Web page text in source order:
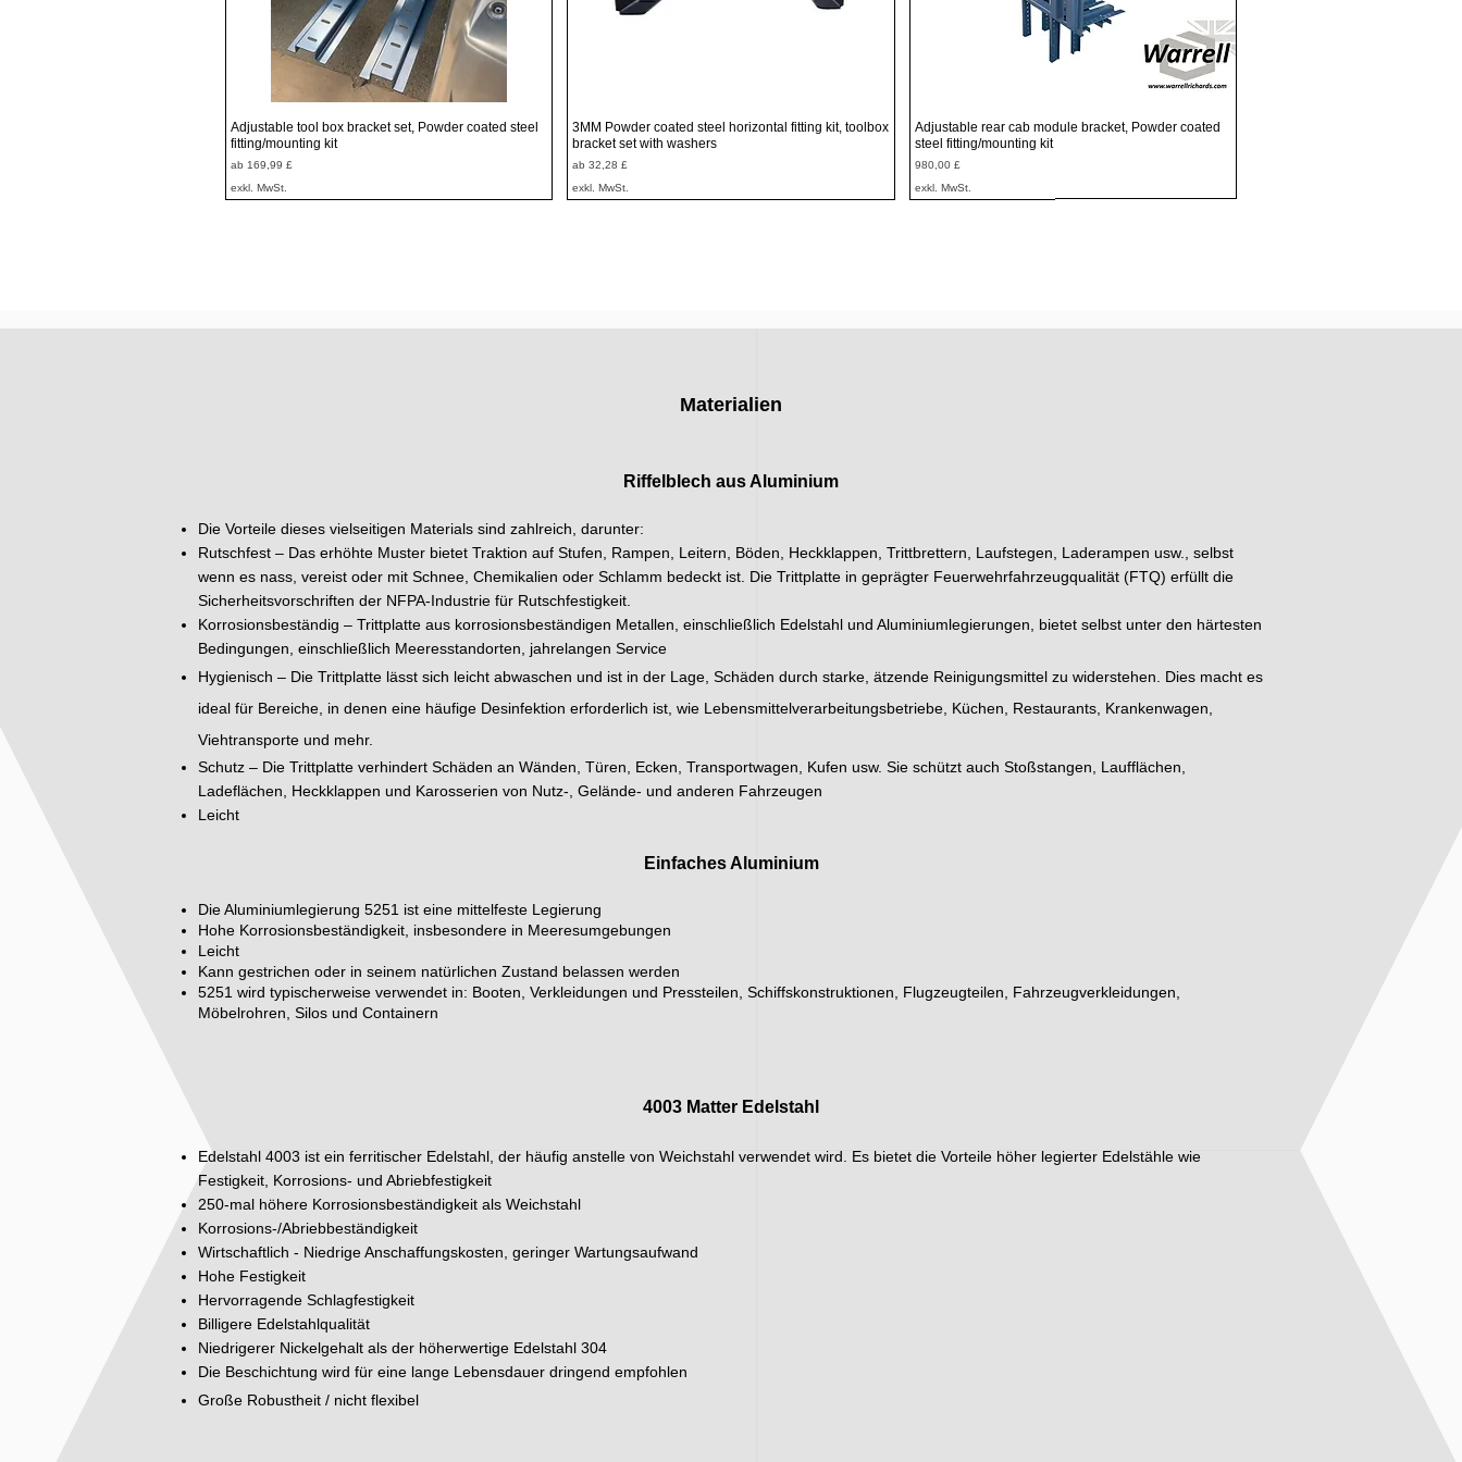
Schnellansicht
Adjustable tool box bracket set, Powder coated steel
fitting/mounting kit
ab 169,99 £
Sale-Preis
exkl. MwSt.
Schnellansicht
3MM Powder coated steel horizontal fitting kit, toolbox
bracket set with washers
ab32,28 £
Sale-Preis
exkl. MwSt.
Schnellansicht
Adjustable rear cab module bracket, Powder coated
steel fitting/mounting kit
Preis
980,00 £
exkl. MwSt.
Materialien
Riffelblech aus Aluminium
Die Vorteile dieses vielseitigen Materials sind zahlreich, darunter:
Rutschfest – Das erhöhte Muster bietet Traktion auf Stufen, Rampen, Leitern, Böden, Heckklappen, Trittbrettern, Laufstegen, Laderampen usw., selbst
wenn es nass, vereist oder mit Schnee, Chemikalien oder Schlamm bedeckt ist. Die Trittplatte in geprägter Feuerwehrfahrzeugqualität (FTQ) erfüllt die
Sicherheitsvorschriften der NFPA-Industrie für Rutschfestigkeit.
Korrosionsbeständig – Trittplatte aus korrosionsbeständigen Metallen, einschließlich Edelstahl und Aluminiumlegierungen, bietet selbst unter den härtesten
Bedingungen, einschließlich Meeresstandorten, jahrelangen Service
Hygienisch – Die Trittplatte lässt sich leicht abwaschen und ist in der Lage, Schäden durch starke, ätzende Reinigungsmittel zu widerstehen. Dies macht es
ideal für Bereiche, in denen eine häufige Desinfektion erforderlich ist, wie Lebensmittelverarbeitungsbetriebe, Küchen, Restaurants, Krankenwagen,
Viehtransporte und mehr.
Schutz – Die Trittplatte verhindert Schäden an Wänden, Türen, Ecken, Transportwagen, Kufen usw. Sie schützt auch Stoßstangen, Laufflächen,
Ladeflächen, Heckklappen und Karosserien von Nutz-, Gelände- und anderen Fahrzeugen
Leicht
Einfaches Aluminium
Die Aluminiumlegierung 5251 ist eine mittelfeste Legierung
Hohe Korrosionsbeständigkeit, insbesondere in Meeresumgebungen
Leicht
Kann gestrichen oder in seinem natürlichen Zustand belassen werden
5251 wird typischerweise verwendet in: Booten, Verkleidungen und Pressteilen, Schiffskonstruktionen, Flugzeugteilen, Fahrzeugverkleidungen,
Möbelrohren, Silos und Containern
4003 Matter Edelstahl
Edelstahl 4003 ist ein ferritischer Edelstahl, der häufig anstelle von Weichstahl verwendet wird. Es bietet die Vorteile höher legierter Edelstähle wie
Festigkeit, Korrosions- und Abriebfestigkeit
250-mal höhere Korrosionsbeständigkeit als Weichstahl
Korrosions-/Abriebbeständigkeit
Wirtschaftlich - Niedrige Anschaffungskosten, geringer Wartungsaufwand
Hohe Festigkeit
Hervorragende Schlagfestigkeit
Billigere Edelstahlqualität
Niedrigerer Nickelgehalt als der höherwertige Edelstahl 304
Die Beschichtung wird für eine lange Lebensdauer dringend empfohlen
Große Robustheit / nicht flexibel